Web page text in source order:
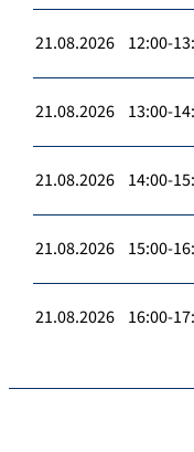
21.08.2026 12:00-
21.08.2026 13:00-
21.08.2026 14:00-
21.08.2026 15:00-
21.08.2026 16:00-